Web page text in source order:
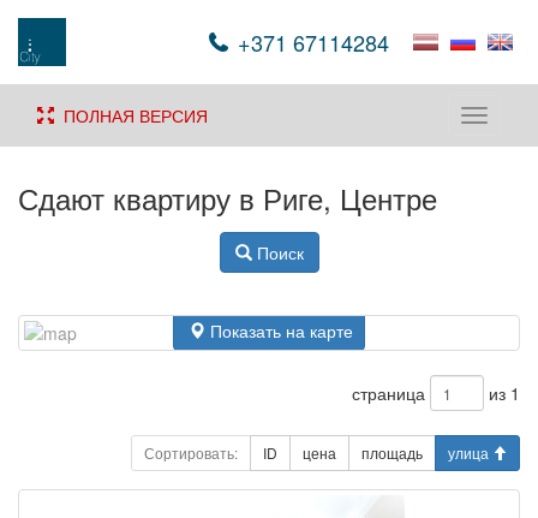
+371 67114284
Toggle
ПОЛНАЯ ВЕРСИЯ
Сдают квартиру в Риге, Центре
Поиск
Показать на карте
страница из 1
Сортировать: ID цена площадь улица